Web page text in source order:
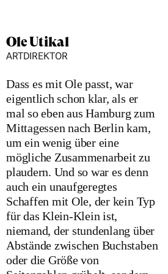
Ole Utikal
ARTDIREKTOR
Dass es mit Ole passt, war
eigentlich schon klar, als er
mal so eben aus Hamburg zum
Mittagessen nach Berlin kam,
um ein wenig über eine
mögliche Zusammenarbeit zu
plaudern. Und so war es denn
auch ein unaufgeregtes
Schaffen mit Ole, der kein Typ
für das Klein-Klein ist,
niemand, der stundenlang über
Abstände zwischen Buchstaben
oder die Größe von